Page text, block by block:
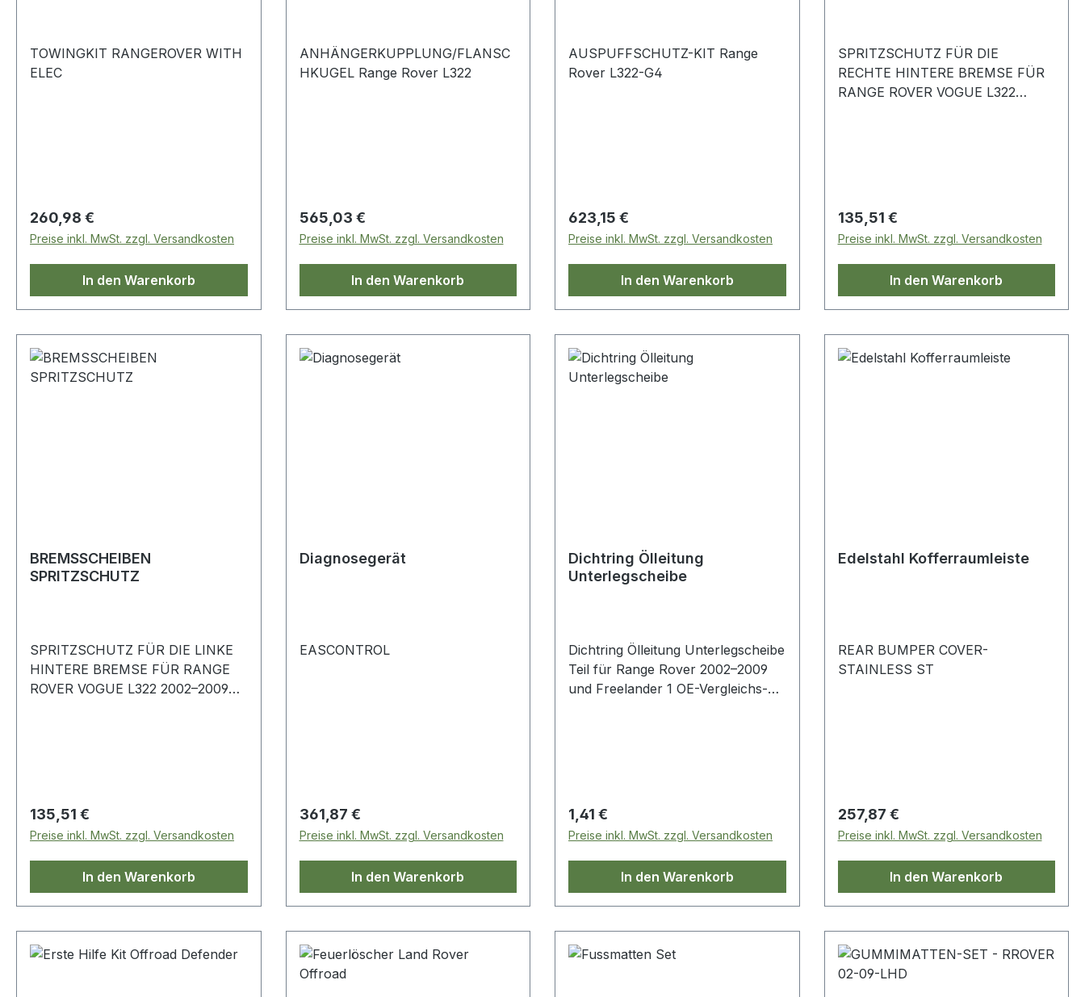
TOWINGKIT RANGEROVER WITH
ELEC
Regulärer Preis:
260,98 €
Preise inkl. MwSt. zzgl. Versandkosten
In den Warenkorb
ANHÄNGERKUPPLUNG/FLANSC
HKUGEL Range Rover L322
Regulärer Preis:
565,03 €
Preise inkl. MwSt. zzgl. Versandkosten
In den Warenkorb
AUSPUFFSCHUTZ-KIT Range
Rover L322-G4
Regulärer Preis:
623,15 €
Preise inkl. MwSt. zzgl. Versandkosten
In den Warenkorb
SPRITZSCHUTZ FÜR DIE
RECHTE HINTERE BREMSE FÜR
RANGE ROVER VOGUE L322
Regulärer Preis:
135,51 €
Preise inkl. MwSt. zzgl. Versandkosten
In den Warenkorb
BREMSSCHEIBEN
SPRITZSCHUTZ
SPRITZSCHUTZ FÜR DIE LINKE
HINTERE BREMSE FÜR RANGE
ROVER VOGUE L322 2002–2009
Regulärer Preis:
135,51 €
Preise inkl. MwSt. zzgl. Versandkosten
In den Warenkorb
Diagnosegerät
EASCONTROL
Regulärer Preis:
361,87 €
Preise inkl. MwSt. zzgl. Versandkosten
In den Warenkorb
Dichtring Ölleitung
Unterlegscheibe
Dichtring Ölleitung Unterlegscheibe
Teil für Range Rover 2002–2009
und Freelander 1 OE-Vergleichs-
Regulärer Preis:
1,41 €
Preise inkl. MwSt. zzgl. Versandkosten
In den Warenkorb
Edelstahl Kofferraumleiste
REAR BUMPER COVER-
STAINLESS ST
Regulärer Preis:
257,87 €
Preise inkl. MwSt. zzgl. Versandkosten
In den Warenkorb